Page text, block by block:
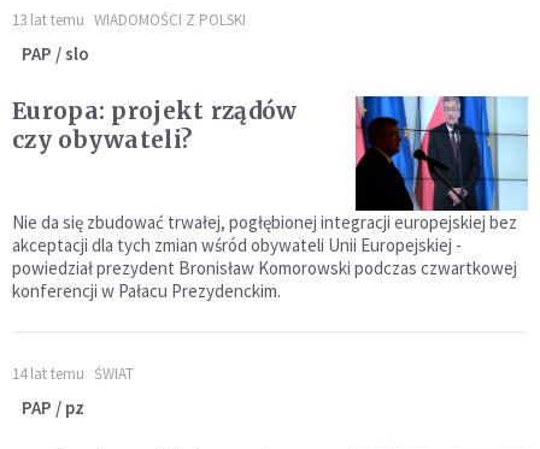
13 lat temu WIADOMOŚCI Z POLSKI
PAP / slo
Europa: projekt rządów
czy obywateli?
Nie da się zbudować trwałej, pogłębionej integracji europejskiej bez
akceptacji dla tych zmian wśród obywateli Unii Europejskiej -
powiedział prezydent Bronisław Komorowski podczas czwartkowej
konferencji w Pałacu Prezydenckim.
14 lat temu ŚWIAT
PAP / pz